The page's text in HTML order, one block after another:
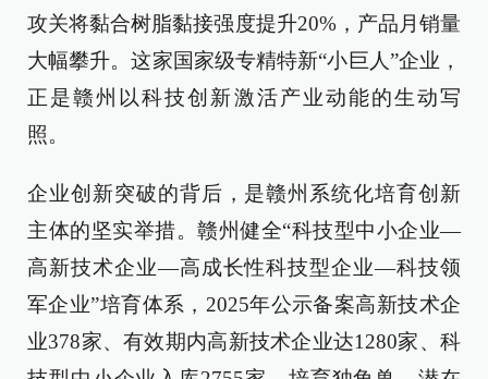
攻关将黏合树脂黏接强度提升20%，产品月销量
大幅攀升。这家国家级专精特新“小巨人”企业，
正是赣州以科技创新激活产业动能的生动写
照。
企业创新突破的背后，是赣州系统化培育创新
主体的坚实举措。赣州健全“科技型中小企业—
高新技术企业—高成长性科技型企业—科技领
军企业”培育体系，2025年公示备案高新技术企
业378家、有效期内高新技术企业达1280家、科